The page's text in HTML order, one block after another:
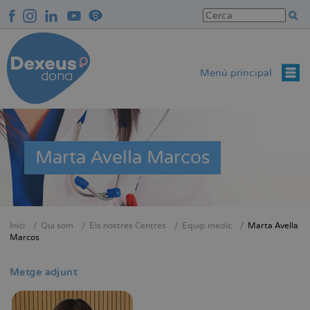
contingut
Menú principal
Marta Avella Marcos
Fil
Inici Qui som Els nostres Centres Equip mèdic
Marta Avella
Marcos
Metge adjunt